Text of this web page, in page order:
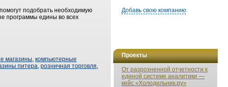
Добавь свою компанию
Проекты
От разрозненной отчетности к
единой системе аналитики —
кейс «Холодильник.ру»
подобрать необходимую
программы едины во всех
магазины, компьютерные
питера, розничная торговля,